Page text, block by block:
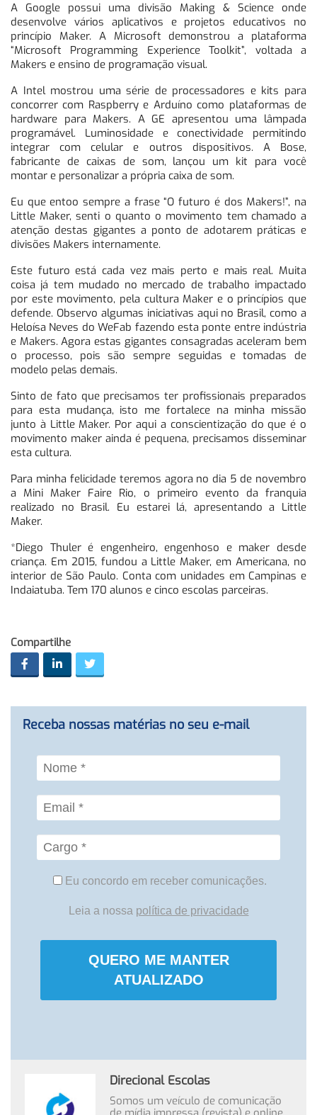
A Google possui uma divisão Making & Science onde
desenvolve vários aplicativos e projetos educativos no
princípio Maker. A Microsoft demonstrou a plataforma
“Microsoft Programming Experience Toolkit”, voltada a
Makers e ensino de programação visual.
A Intel mostrou uma série de processadores e kits para
concorrer com Raspberry e Arduíno como plataformas de
hardware para Makers. A GE apresentou uma lâmpada
programável. Luminosidade e conectividade permitindo
integrar com celular e outros dispositivos. A Bose,
fabricante de caixas de som, lançou um kit para você
montar e personalizar a própria caixa de som.
Eu que entoo sempre a frase “O futuro é dos Makers!”, na
Little Maker, senti o quanto o movimento tem chamado a
atenção destas gigantes a ponto de adotarem práticas e
divisões Makers internamente.
Este futuro está cada vez mais perto e mais real. Muita
coisa já tem mudado no mercado de trabalho impactado
por este movimento, pela cultura Maker e o princípios que
defende. Observo algumas iniciativas aqui no Brasil, como a
Heloísa Neves do WeFab fazendo esta ponte entre indústria
e Makers. Agora estas gigantes consagradas aceleram bem
o processo, pois são sempre seguidas e tomadas de
modelo pelas demais.
Sinto de fato que precisamos ter profissionais preparados
para esta mudança, isto me fortalece na minha missão
junto à Little Maker. Por aqui a conscientização do que é o
movimento maker ainda é pequena, precisamos disseminar
esta cultura.
Para minha felicidade teremos agora no dia 5 de novembro
a Mini Maker Faire Rio, o primeiro evento da franquia
realizado no Brasil. Eu estarei lá, apresentando a Little
Maker.
*Diego Thuler é engenheiro, engenhoso e maker desde
criança. Em 2015, fundou a Little Maker, em Americana, no
interior de São Paulo. Conta com unidades em Campinas e
Indaiatuba. Tem 170 alunos e cinco escolas parceiras.
Compartilhe
Receba nossas matérias no seu e-mail
Eu concordo em receber comunicações.
Leia a nossa política de privacidade
QUERO ME MANTER
ATUALIZADO
Direcional Escolas
Somos um veículo de comunicação